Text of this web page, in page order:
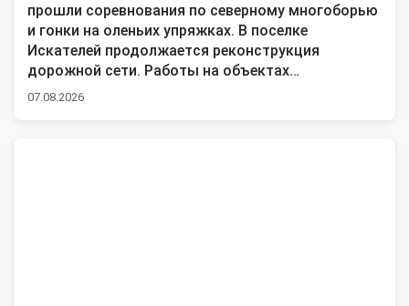
прошли соревнования по северному многоборью
и гонки на оленьих упряжках. В поселке
Искателей продолжается реконструкция
дорожной сети. Работы на объектах
выполняются согласно графика. Баскетболистки
07.08.2026